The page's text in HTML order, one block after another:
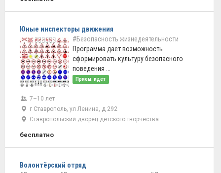
Юные инспекторы движения
#Безопасность жизнедеятельности
Программа дает возможность
сформировать культуру безопасного
поведения ...
Прием: идет
7–10 лет
г Ставрополь, ул Ленина, д 292
Ставропольский дворец детского творчества
бесплатно
Волонтёрский отряд